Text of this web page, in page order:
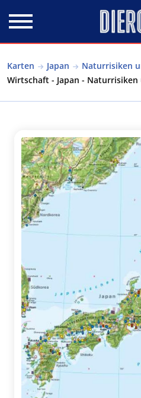
Karten Japan Naturrisiken
Wirtschaft - Japan -